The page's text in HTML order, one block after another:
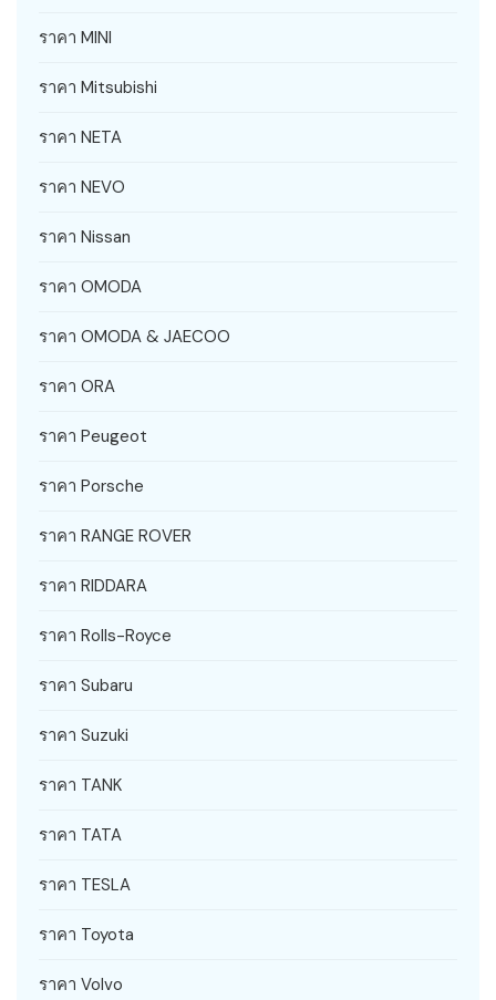
ราคา MINI
ราคา Mitsubishi
ราคา NETA
ราคา NEVO
ราคา Nissan
ราคา OMODA
ราคา OMODA & JAECOO
ราคา ORA
ราคา Peugeot
ราคา Porsche
ราคา RANGE ROVER
ราคา RIDDARA
ราคา Rolls-Royce
ราคา Subaru
ราคา Suzuki
ราคา TANK
ราคา TATA
ราคา TESLA
ราคา Toyota
ราคา Volvo